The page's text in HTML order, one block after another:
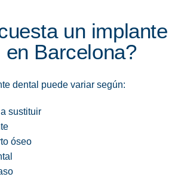
un implante
en Barcelona?
dental puede variar según:
sustituir
óseo